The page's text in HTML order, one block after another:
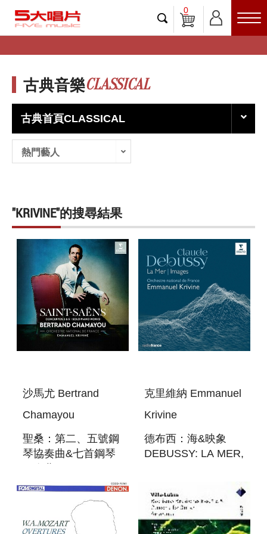
0
古典音樂CLASSICAL
古典首頁CLASSICAL
熱門藝人
"KRIVINE"的搜尋結果
沙馬尤 Bertrand
Chamayou
聖桑：第二、五號鋼
琴協奏曲&七首鋼琴
SAENS
克里維納 Emmanuel
Krivine
德布西：海&映象
DEBUSSY: LA MER,